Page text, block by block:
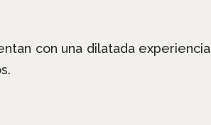
con una dilatada